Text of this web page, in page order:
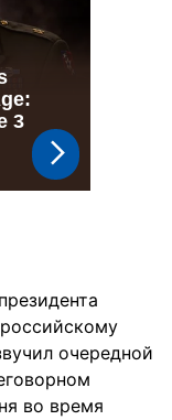
очередной
во время